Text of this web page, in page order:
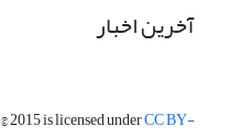
آخرین اخبار
© 2015 is licensed underCC BY-